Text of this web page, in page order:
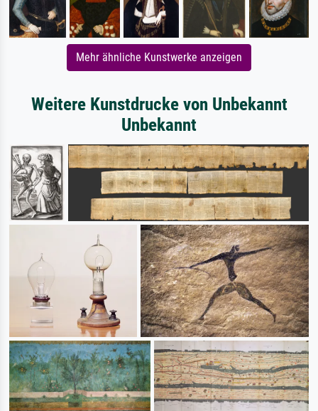
Mehr ähnliche Kunstwerke anzeigen
Weitere Kunstdrucke von Unbekannt
Unbekannt